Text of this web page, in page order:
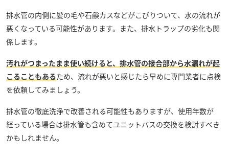
排水管の内側に髪の毛や石鹸カスなどがこびりついて、水の流れが
悪くなっている可能性があります。また、排水トラップの劣化も関
係します。
汚れがつまったまま使い続けると、排水管の接合部から水漏れが起
こることもあるため、流れが悪いと感じたら早めに専門業者に点検
を依頼してみましょう。
排水管の徹底洗浄で改善される可能性もありますが、使用年数が
経っている場合は排水管も含めてユニットバスの交換を検討すべき
かもしれません。